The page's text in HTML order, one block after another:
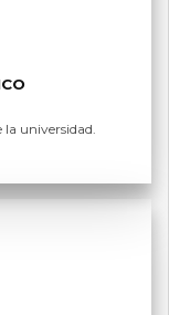
la universidad.